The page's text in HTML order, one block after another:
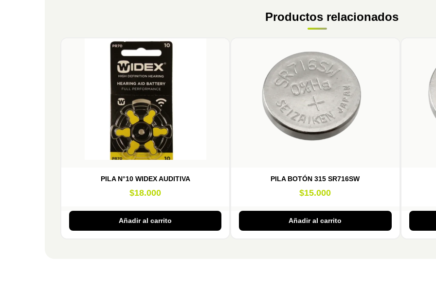
Productos relacionados
PILA N°10 WIDEX AUDITIVA
$18.000
Añadir al carrito
PILA BOTÓN 315 SR716SW
$15.000
Añadir al carrito